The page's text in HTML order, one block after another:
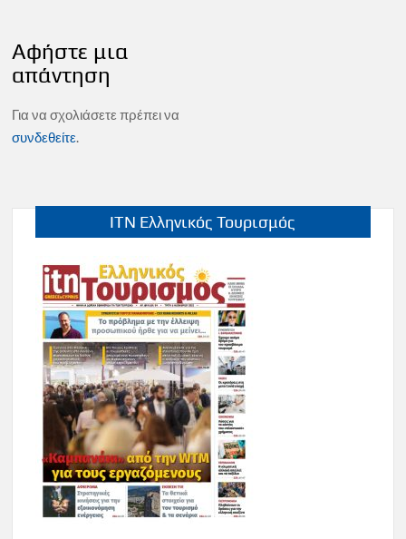
Αφήστε μια
απάντηση
Για να σχολιάσετε πρέπει να
συνδεθείτε
ITN Ελληνικός Τουρισμός